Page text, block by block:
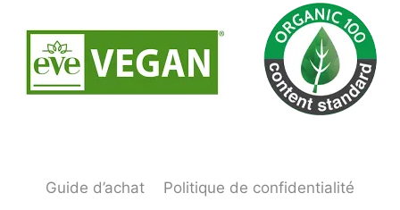
Guide d’achat
Politique de confidentialité